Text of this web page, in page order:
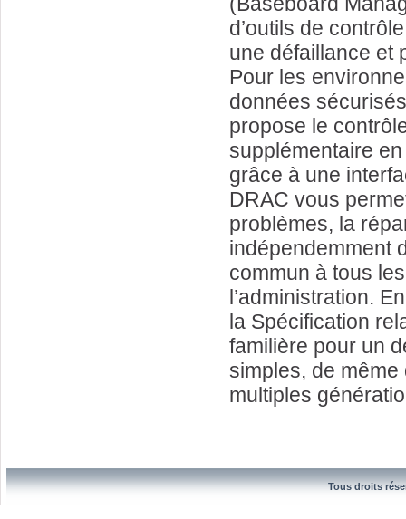
d’outils de
une défaillance et
Pour les
données
propose le
supplémentaire
grâce à une
DRAC vous
problèmes, la
indépendemment
commun à tous
l’administration.
la Spécification
familière pour un
simples, de même
multiples
Tous droits